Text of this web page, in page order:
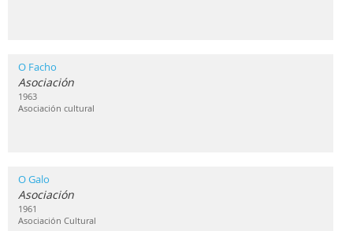
O Facho
Asociación
1963
Asociación cultural
O Galo
Asociación
1961
Asociación Cultural